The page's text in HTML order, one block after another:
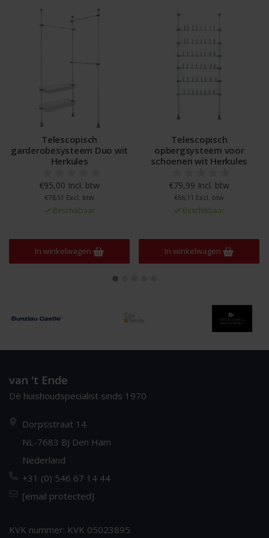
Telescopisch
garderobesysteem Duo wit
Herkules
€95,00 Incl. btw
€78,51 Excl. btw
Beschikbaar
In winkelwagen
Telescopisch
opbergsysteem voor
schoenen wit Herkules
€79,99 Incl. btw
€66,11 Excl. btw
Beschikbaar
In winkelwagen
van 't Ende
Dè huishoudspecialist sinds 1970
Dorpsstraat 14
NL-7683 BJ Den Ham
Nederland
+31 (0) 546 67 14 44
[email protected]
KVK nummer: KVK 05023895